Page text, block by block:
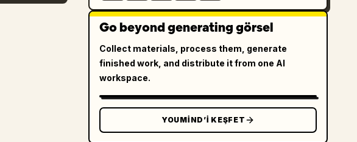
Go beyond generating görsel
Collect materials, process them, generate
finished work, and distribute it from one AI
workspace.
YOUMIND’I KEŞFET